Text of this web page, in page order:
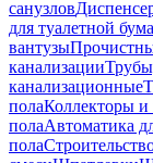
санузлов
для туалетной
вантузы
канализации
канализационные
полаКоллекторы
полаАвтоматика
пола